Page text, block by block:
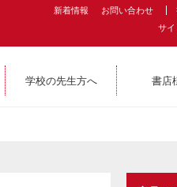
新着情報 お問い合わせ
サイ
学校の先生方へ 書店